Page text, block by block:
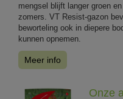
mengsel blijft langer groen
zomers. VT Resist-gazon
beworteling ook in diepere
kunnen opnemen.
Meer info
Onze